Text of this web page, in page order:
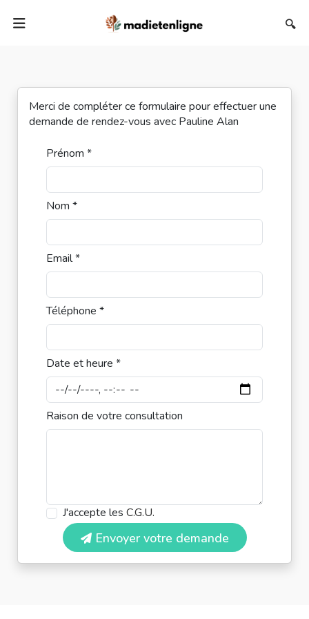
🔍
Merci de compléter ce formulaire pour effectuer une
demande de rendez-vous avec Pauline Alan
Prénom *
Nom *
Email *
Téléphone *
Date et heure *
Raison de votre consultation
J'accepte les C.G.U.
Envoyer votre demande